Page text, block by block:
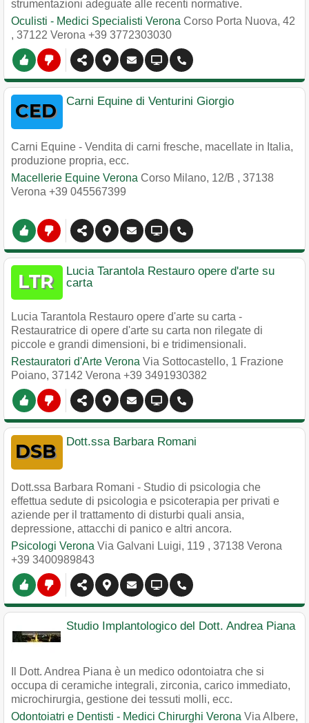
strumentazioni adeguate alle recenti normative.
Oculisti - Medici Specialisti Verona Corso Porta Nuova, 42
, 37122 Verona +39 3772303030
Carni Equine di Venturini Giorgio
Carni Equine - Vendita di carni fresche, macellate in Italia,
produzione propria, ecc.
Macellerie Equine Verona Corso Milano, 12/B , 37138
Verona +39 045567399
Lucia Tarantola Restauro opere d'arte su
carta
Lucia Tarantola Restauro opere d'arte su carta -
Restauratrice di opere d'arte su carta non rilegate di
piccole e grandi dimensioni, bi e tridimensionali.
Restauratori d'Arte Verona Via Sottocastello, 1 Frazione
Poiano, 37142 Verona +39 3491930382
Dott.ssa Barbara Romani
Dott.ssa Barbara Romani - Studio di psicologia che
effettua sedute di psicologia e psicoterapia per privati e
aziende per il trattamento di disturbi quali ansia,
depressione, attacchi di panico e altri ancora.
Psicologi Verona Via Galvani Luigi, 119 , 37138 Verona
+39 3400989843
Studio Implantologico del Dott. Andrea Piana
Il Dott. Andrea Piana è un medico odontoiatra che si
occupa di ceramiche integrali, zirconia, carico immediato,
microchirurgia, gestione dei tessuti molli, ecc.
Odontoiatri e Dentisti - Medici Chirurghi Verona Via Albere,